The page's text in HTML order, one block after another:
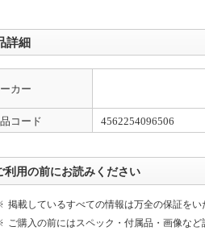
詳細
カー
コード
4562254096506
利用の前にお読みください
掲載しているすべての情報は万全の保証をい
ご購入の前にはスペック・付属品・画像な